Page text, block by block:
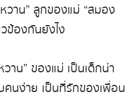
าน” ลูกของแม่ “สมอง
ข้องกันยังไง
น” ของแม่ เป็นเด็กน่า
คนง่าย เป็นที่รักของเพื่อน